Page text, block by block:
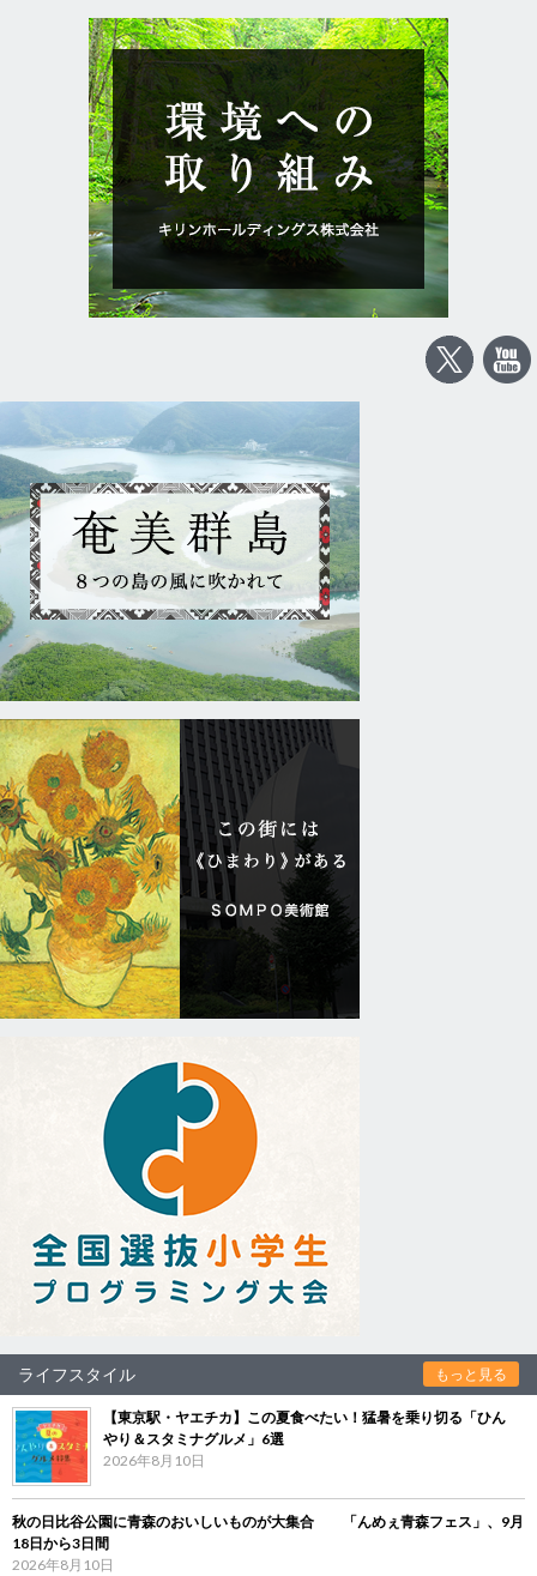
ライフスタイル もっと見る
【東京駅・ヤエチカ】この夏食べたい！猛暑を乗り切る「ひん
やり＆スタミナグルメ」6選
2026年8月10日
秋の日比谷公園に青森のおいしいものが大集合 「んめぇ青森フェス」、9月
18日から3日間
2026年8月10日